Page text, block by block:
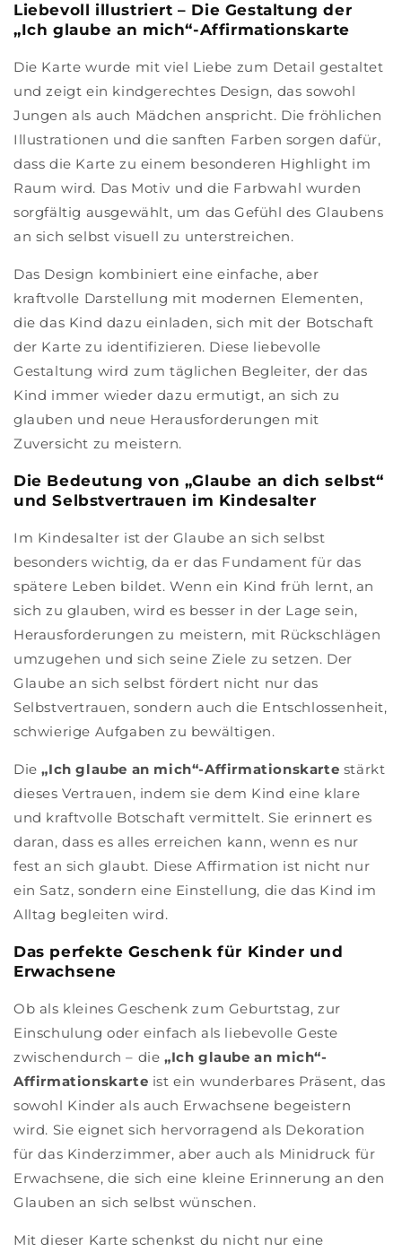
Liebevoll illustriert – Die Gestaltung der
„Ich glaube an mich“-Affirmationskarte
Die Karte wurde mit viel Liebe zum Detail gestaltet
und zeigt ein kindgerechtes Design, das sowohl
Jungen als auch Mädchen anspricht. Die fröhlichen
Illustrationen und die sanften Farben sorgen dafür,
dass die Karte zu einem besonderen Highlight im
Raum wird. Das Motiv und die Farbwahl wurden
sorgfältig ausgewählt, um das Gefühl des Glaubens
an sich selbst visuell zu unterstreichen.
Das Design kombiniert eine einfache, aber
kraftvolle Darstellung mit modernen Elementen,
die das Kind dazu einladen, sich mit der Botschaft
der Karte zu identifizieren. Diese liebevolle
Gestaltung wird zum täglichen Begleiter, der das
Kind immer wieder dazu ermutigt, an sich zu
glauben und neue Herausforderungen mit
Zuversicht zu meistern.
Die Bedeutung von „Glaube an dich selbst“
und Selbstvertrauen im Kindesalter
Im Kindesalter ist der Glaube an sich selbst
besonders wichtig, da er das Fundament für das
spätere Leben bildet. Wenn ein Kind früh lernt, an
sich zu glauben, wird es besser in der Lage sein,
Herausforderungen zu meistern, mit Rückschlägen
umzugehen und sich seine Ziele zu setzen. Der
Glaube an sich selbst fördert nicht nur das
Selbstvertrauen, sondern auch die Entschlossenheit,
schwierige Aufgaben zu bewältigen.
Die„Ich glaube an mich“-Affirmationskarte stärkt
dieses Vertrauen, indem sie dem Kind eine klare
und kraftvolle Botschaft vermittelt. Sie erinnert es
daran, dass es alles erreichen kann, wenn es nur
fest an sich glaubt. Diese Affirmation ist nicht nur
ein Satz, sondern eine Einstellung, die das Kind im
Alltag begleiten wird.
Das perfekte Geschenk für Kinder und
Erwachsene
Ob als kleines Geschenk zum Geburtstag, zur
Einschulung oder einfach als liebevolle Geste
zwischendurch – die„Ich glaube an mich“-
Affirmationskarte ist ein wunderbares Präsent, das
sowohl Kinder als auch Erwachsene begeistern
wird. Sie eignet sich hervorragend als Dekoration
für das Kinderzimmer, aber auch als Minidruck für
Erwachsene, die sich eine kleine Erinnerung an den
Glauben an sich selbst wünschen.
Mit dieser Karte schenkst du nicht nur eine